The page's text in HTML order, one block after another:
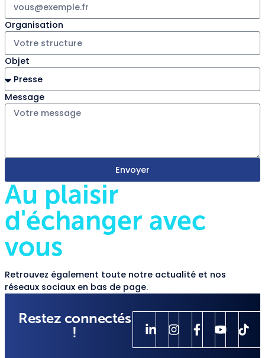
Organisation
Objet
Message
Envoyer
Au plaisir
d'échanger avec
vous
Retrouvez également toute notre actualité et nos
réseaux sociaux en bas de page.
Restez connectés
!